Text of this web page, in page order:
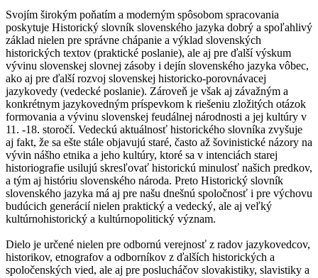
Svojím širokým poňatím a moderným spôsobom spracovania
poskytuje Historický slovník slovenského jazyka dobrý a spoľahlivý
základ nielen pre správne chápanie a výklad slovenských
historických textov (praktické poslanie), ale aj pre ďalší výskum
vývinu slovenskej slovnej zásoby i dejín slovenského jazyka vôbec,
ako aj pre ďalší rozvoj slovenskej historicko-porovnávacej
jazykovedy (vedecké poslanie). Zároveň je však aj závažným a
konkrétnym jazykovedným príspevkom k riešeniu zložitých otázok
formovania a vývinu slovenskej feudálnej národnosti a jej kultúry v
11. -18. storočí. Vedeckú aktuálnosť historického slovníka zvyšuje
aj fakt, že sa ešte stále objavujú staré, často až šovinistické názory na
vývin nášho etnika a jeho kultúry, ktoré sa v intenciách starej
historiografie usilujú skresľovať historickú minulosť našich predkov,
a tým aj históriu slovenského národa. Preto Historický slovník
slovenského jazyka má aj pre našu dnešnú spoločnosť i pre výchovu
budúcich generácií nielen praktický a vedecký, ale aj veľký
kultúrnohistorický a kultúrnopolitický význam.
Dielo je určené nielen pre odbornú verejnosť z radov jazykovedcov,
historikov, etnografov a odborníkov z ďalších historických a
spoločenských vied, ale aj pre poslucháčov slovakistiky, slavistiky a